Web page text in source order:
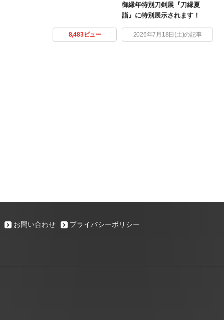
御縁年特別刀剣展『刀縁夏
詣』に特別展示されます！
8,483ビュー 2026年7月18日(土)の記事
お問い合わせ
プライバシーポリシー